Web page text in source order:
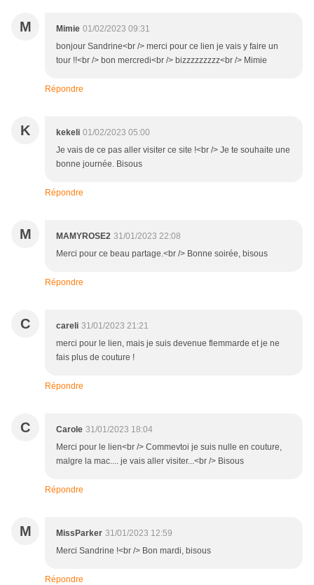
M Mimie 01/02/2023 09:31
bonjour Sandrine<br /> merci pour ce lien je vais y faire un
tour !!<br /> bon mercredi<br /> bizzzzzzzzz<br /> Mimie
Répondre
K kekeli 01/02/2023 05:00
Je vais de ce pas aller visiter ce site !<br /> Je te souhaite une
bonne journée. Bisous
Répondre
M MAMYROSE2 31/01/2023 22:08
Merci pour ce beau partage.<br /> Bonne soirée, bisous
Répondre
C careli 31/01/2023 21:21
merci pour le lien, mais je suis devenue flemmarde et je ne
fais plus de couture !
Répondre
C Carole 31/01/2023 18:04
Merci pour le lien<br /> Commevtoi je suis nulle en couture,
malgre la mac.... je vais aller visiter...<br /> Bisous
Répondre
M MissParker 31/01/2023 12:59
Merci Sandrine !<br /> Bon mardi, bisous
Répondre